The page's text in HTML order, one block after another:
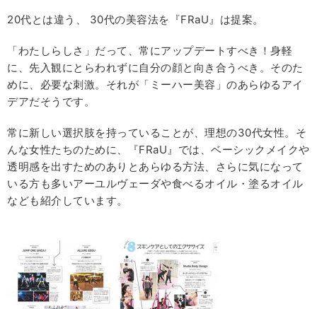
20代とは違う、 30代の美容法を『FRaU』は提案。
「わたしらしさ」だって、常にアップデートすべき！身軽
に、先入観にとらわれずに自分の顔と向き合うべき。そのた
めに、必要な刺激。それが「ミーハー美容」のあらゆるアイ
デアだそうです。
常に新しい選択肢を持っていることが、理想の30代女性。そ
んな女性たちのために、『FRaU』では、ベーシックメイクや
透明感を出すためのありとあらゆる方法、さらに気になって
いる方も多いアーユルヴェーダや食べるオイル・塗るオイル
なども紹介しています。